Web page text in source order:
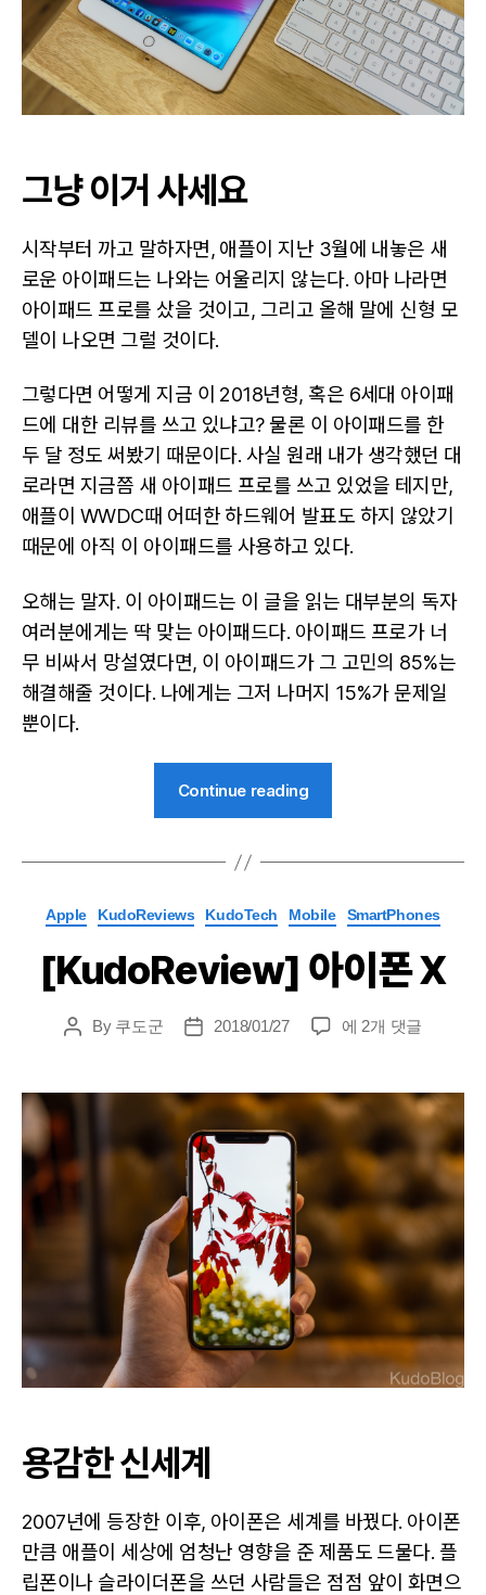
그냥 이거 사세요
시작부터 까고 말하자면, 애플이 지난 3월에 내놓은 새
로운 아이패드는 나와는 어울리지 않는다. 아마 나라면
아이패드 프로를 샀을 것이고, 그리고 올해 말에 신형 모
델이 나오면 그럴 것이다.
그렇다면 어떻게 지금 이 2018년형, 혹은 6세대 아이패
드에 대한 리뷰를 쓰고 있냐고? 물론 이 아이패드를 한
두 달 정도 써봤기 때문이다. 사실 원래 내가 생각했던 대
로라면 지금쯤 새 아이패드 프로를 쓰고 있었을 테지만,
애플이 WWDC때 어떠한 하드웨어 발표도 하지 않았기
때문에 아직 이 아이패드를 사용하고 있다.
오해는 말자. 이 아이패드는 이 글을 읽는 대부분의 독자
여러분에게는 딱 맞는 아이패드다. 아이패드 프로가 너
무 비싸서 망설였다면, 이 아이패드가 그 고민의 85%는
해결해줄 것이다. 나에게는 그저 나머지 15%가 문제일
뿐이다.
Continue reading
패
2018”
Categories
Apple KudoReviews KudoTech Mobile SmartPhones
[KudoReview] 아이폰 X
PostBy 쿠도군
Post2018/01/27
[KudoReview]
폰
X
에 2개 댓글
용감한 신세계
2007년에 등장한 이후, 아이폰은 세계를 바꿨다. 아이폰
만큼 애플이 세상에 엄청난 영향을 준 제품도 드물다. 플
립폰이나 슬라이더폰을 쓰던 사람들은 점점 앞이 화면으